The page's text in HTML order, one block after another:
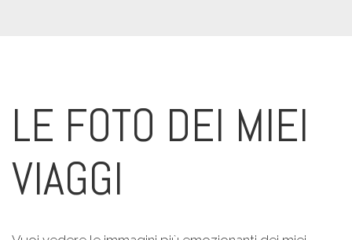
LE FOTO DEI MIEI
VIAGGI